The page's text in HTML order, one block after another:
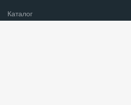
Каталог